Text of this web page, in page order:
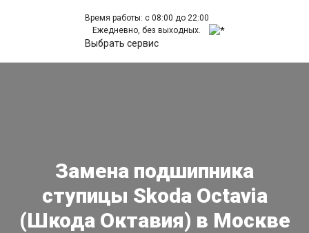
Время работы: с 08:00 до 22:00
Ежедневно, без выходных.
Выбрать сервис
Замена подшипника
ступицы Skoda Octavia
(Шкода Октавия) в Москве